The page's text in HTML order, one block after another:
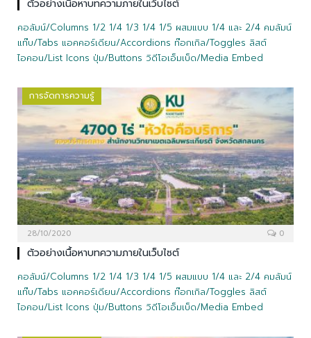
ตัวอย่างเนื้อหาบทความภายในเว็บไซต์
คอลัมน์/Columns 1/2 1/4 1/3 1/4 1/5 ผสมแบบ 1/4 และ 2/4 คมลัมน์
แท๊บ/Tabs แอคคอร์เดียน/Accordions ท๊อกเกิล/Toggles ลิสต์
ไอคอน/List Icons ปุ่ม/Buttons วิดีโอเอ็มเบ็ด/Media Embed
การจัดการความรู้
28/10/2020 0
ตัวอย่างเนื้อหาบทความภายในเว็บไซต์
คอลัมน์/Columns 1/2 1/4 1/3 1/4 1/5 ผสมแบบ 1/4 และ 2/4 คมลัมน์
แท๊บ/Tabs แอคคอร์เดียน/Accordions ท๊อกเกิล/Toggles ลิสต์
ไอคอน/List Icons ปุ่ม/Buttons วิดีโอเอ็มเบ็ด/Media Embed